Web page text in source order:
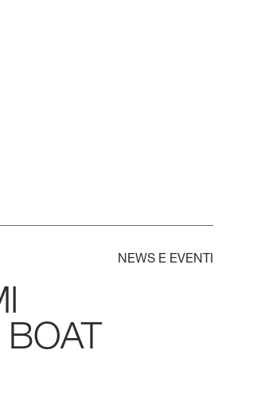
NEWS E EVENTI
BOAT